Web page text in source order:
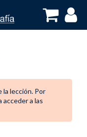
la lección. Por
acceder a las